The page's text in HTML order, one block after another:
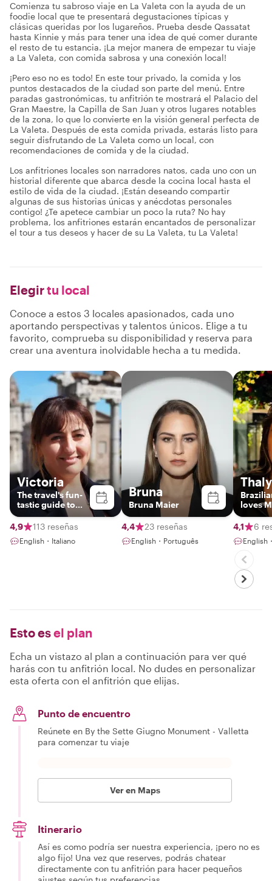
Comienza tu sabroso viaje en La Valeta con la ayuda de un
foodie local que te presentará degustaciones típicas y
clásicas queridas por los lugareños. Prueba desde Qassatat
hasta Kinnie y más para tener una idea de qué comer durante
el resto de tu estancia. ¡La mejor manera de empezar tu viaje
a La Valeta, con comida sabrosa y una conexión local!
¡Pero eso no es todo! En este tour privado, la comida y los
puntos destacados de la ciudad son parte del menú. Entre
paradas gastronómicas, tu anfitrión te mostrará el Palacio del
Gran Maestre, la Capilla de San Juan y otros lugares notables
de la zona, lo que lo convierte en la visión general perfecta de
La Valeta. Después de esta comida privada, estarás listo para
seguir disfrutando de La Valeta como un local, con
recomendaciones de comida y de la ciudad.
Los anfitriones locales son narradores natos, cada uno con un
historial diferente que abarca desde la cocina local hasta el
estilo de vida de la ciudad. ¡Están deseando compartir
algunas de sus historias únicas y anécdotas personales
contigo! ¿Te apetece cambiar un poco la ruta? No hay
problema, los anfitriones estarán encantados de personalizar
el tour a tus deseos y hacer de su La Valeta, tu La Valeta!
Elegirtu local
Conoce a estos 3 locales apasionados, cada uno
aportando perspectivas y talentos únicos. Elige a tu
favorito, comprueba su disponibilidad y reserva para
crear una aventura inolvidable hecha a tu medida.
Victoria
The travel's fun-
tastic guide to
exploring Malta!
4,9
113 reseñas
English・Italiano
Bruna
Bruna Maier
4,4 23 reseñas
English・Português
loves
4,1 6
English
Esto esel plan
Echa un vistazo al plan a continuación para ver qué
harás con tu anfitrión local. No dudes en personalizar
esta oferta con el anfitrión que elijas.
Punto de encuentro
Reúnete en By the Sette Giugno Monument - Valletta
para comenzar tu viaje
Ver en Maps
Itinerario
Así es como podría ser nuestra experiencia, ¡pero no es
algo fijo! Una vez que reserves, podrás chatear
directamente con tu anfitrión para hacer pequeños